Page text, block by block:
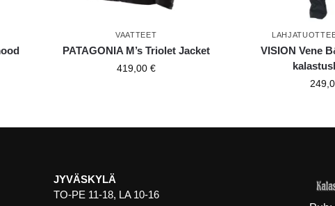
VAATTEET
PATAGONIA M’s Triolet Jacket
419,00 €
VISION Vene
JYVÄSKYLÄ
TO-PE 11-18, LA 10-16